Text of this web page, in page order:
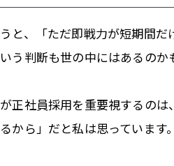
と、「ただ即戦力が短期間
う判断も世の中にはあるのか
正社員採用を重要視するの
から」だと私は思っています。